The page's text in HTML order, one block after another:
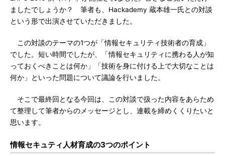
ましたでしょうか？ 筆者も、Hackademy 蔵本雄一氏との対談
という形で出演させていただきました。
この対談のテーマの1つが「情報セキュリティ技術者の育成」
でした。短い時間でしたが、「情報セキュリティに携わる人が知
っておくべきことは何か」「技術を身に付ける上で大切なことは
何か」といった問題について議論を行いました。
そこで最終回となる今回は、この対談で扱った内容をあらため
て整理して筆者からのメッセージとし、連載を締めくくりたいと
思います。
情報セキュティ人材育成の3つのポイント